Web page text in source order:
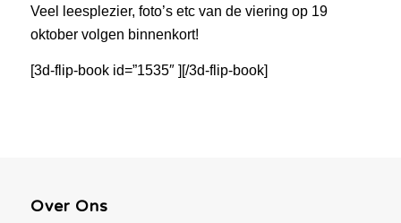
Veel leesplezier, foto’s etc van de viering op 19
oktober volgen binnenkort!
[3d-flip-book id=”1535″ ][/3d-flip-book]
Over Ons